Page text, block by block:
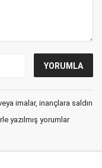
imalar, inançlara saldırı
yazılmış yorumlar